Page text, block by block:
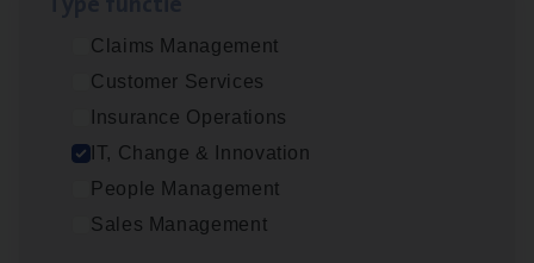
Claims Management
Customer Services
Insurance Operations
IT, Change & Innovation
People Management
Sales Management
(Agi­le)ITPro­ject Manager
IT, Change & Innovation
Antwerpen
Busi­ness Analyst